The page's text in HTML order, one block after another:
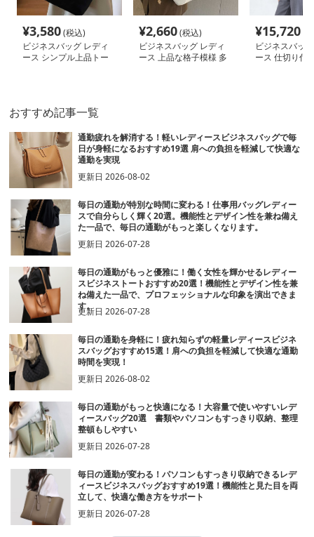
¥3,580(税込)
ビジネスバッグ レディ
ース シンプル上品トー
¥2,660(税込)
ビジネスバッグ レディ
ース 上品な格子模様 多
¥15,720
ビジネスバッ
ース 仕切り付
おすすめ記事一覧
通勤疲れを解消する！軽いレディースビジネスバッグで毎
日が身軽になるおすすめ19選 肩への負担を軽減して快適な
通勤を実現
更新日2026-08-02
毎日の通勤が特別な時間に変わる！仕事用バッグレディー
スで自分らしく輝く20選。機能性とデザイン性を兼ね備え
た一品で、毎日の通勤がもっと楽しくなります。
更新日2026-07-28
毎日の通勤がもっと優雅に！働く女性を輝かせるレディー
スビジネストートおすすめ20選！機能性とデザイン性を兼
ね備えた一品で、プロフェッショナルな印象を演出できま
す。
更新日2026-07-28
毎日の通勤を身軽に！疲れ知らずの軽量レディースビジネ
スバッグおすすめ15選！肩への負担を軽減して快適な通勤
時間を実現！
更新日2026-08-02
毎日の通勤がもっと快適になる！大容量で使いやすいレデ
ィースバッグ20選 書類やパソコンもすっきり収納、整理
整頓もしやすい
更新日2026-07-28
毎日の通勤が変わる！パソコンもすっきり収納できるレデ
ィースビジネスバッグおすすめ19選！機能性と見た目を両
立して、快適な働き方をサポート
更新日2026-07-28